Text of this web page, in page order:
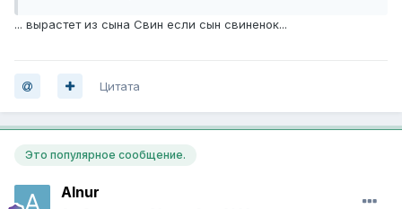
... вырастет из сына Свин если сын свиненок...
Цитата
Это популярное сообщение.
Alnur